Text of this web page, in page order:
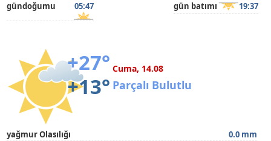
gündoğumu
05:47 gün batımı 19:37
+27°
+13°
Cuma, 14.08
Parçalı Bulutlu
yağmur Olasılığı
0.0 mm